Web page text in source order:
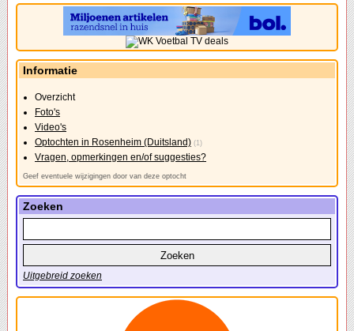
Informatie
Overzicht
Foto's
Video's
Optochten in Rosenheim (Duitsland) (1)
Vragen, opmerkingen en/of suggesties?
Geef eventuele wijzigingen door van deze optocht
Zoeken
Uitgebreid zoeken